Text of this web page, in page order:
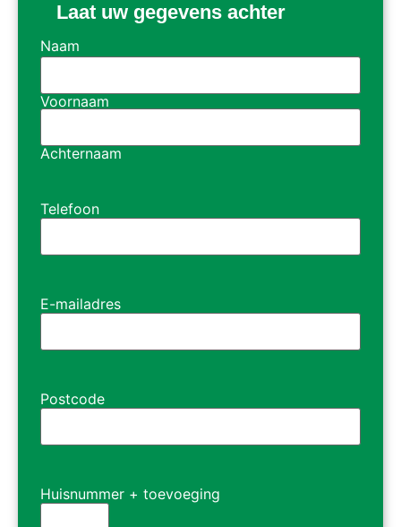
Laat uw gegevens achter
Naam
Voornaam
Achternaam
Telefoon
E-mailadres
Postcode
Huisnummer + toevoeging